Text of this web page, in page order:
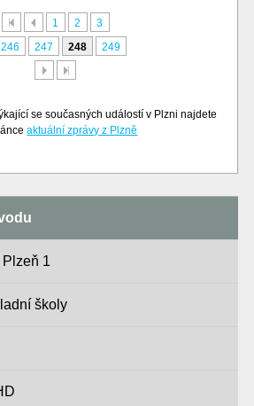
PrvníPředchozí
1 2
3
246 247 248
249
DalšíPoslední
se současných událostí v Plzni najdete
aktuální zprávy z Plzně
Plzeň 1
školy